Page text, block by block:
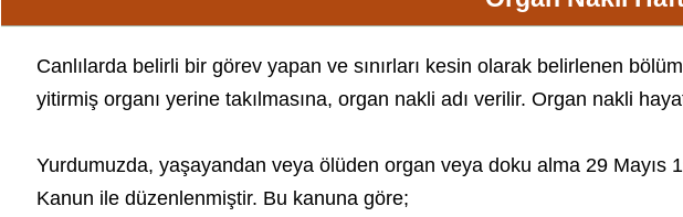
Canlılarda belirli bir görev yapan ve sınırları kesin olarak belirlenen
yitirmiş organı yerine takılmasına, organ nakli adı verilir. Organ nakli
Yurdumuzda, yaşayandan veya ölüden organ veya doku alma 29 Mayıs
Kanun ile düzenlenmiştir. Bu kanuna göre;